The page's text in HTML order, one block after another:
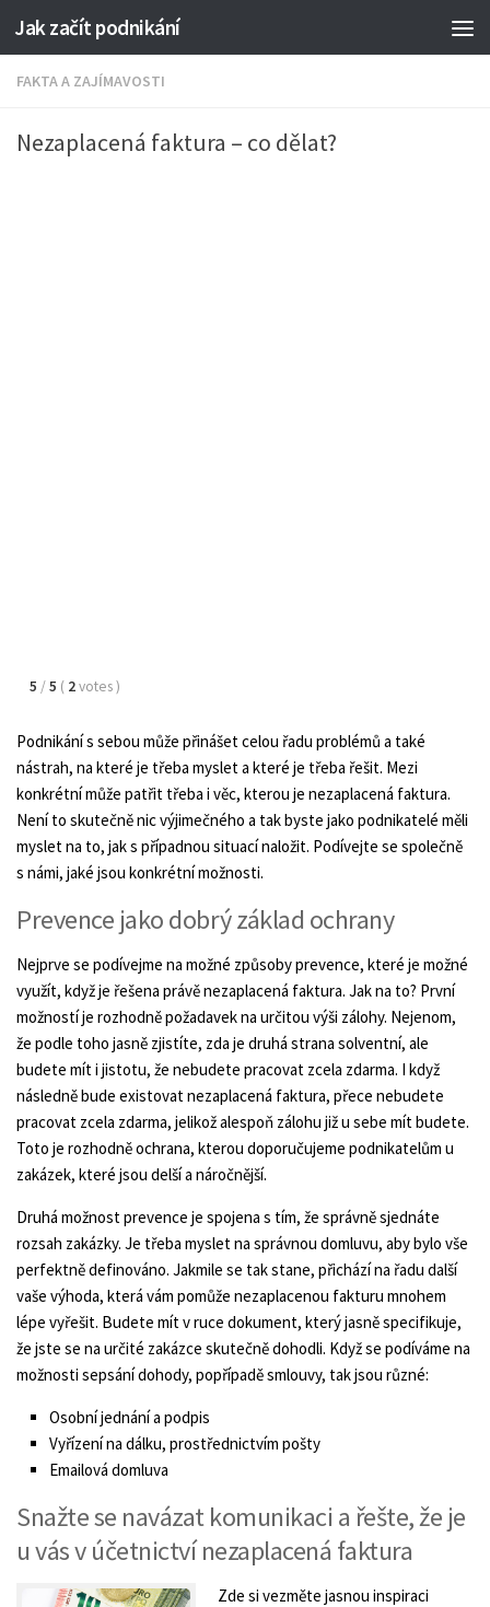
Jak začít podnikání
FAKTA A ZAJÍMAVOSTI
Nezaplacená faktura – co dělat?
5 /5 ( 2votes)
Podnikání s sebou může přinášet celou řadu problémů a také
nástrah, na které je třeba myslet a které je třeba řešit. Mezi
konkrétní může patřit třeba i věc, kterou je nezaplacená faktura.
Není to skutečně nic výjimečného a tak byste jako podnikatelé měli
myslet na to, jak s případnou situací naložit. Podívejte se společně
s námi, jaké jsou konkrétní možnosti.
Prevence jako dobrý základ ochrany
Nejprve se podívejme na možné způsoby prevence, které je možné
využít, když je řešena právě nezaplacená faktura. Jak na to? První
možností je rozhodně požadavek na určitou výši zálohy. Nejenom,
že podle toho jasně zjistíte, zda je druhá strana solventní, ale
budete mít i jistotu, že nebudete pracovat zcela zdarma. I když
následně bude existovat nezaplacená faktura, přece nebudete
pracovat zcela zdarma, jelikož alespoň zálohu již u sebe mít budete.
Toto je rozhodně ochrana, kterou doporučujeme podnikatelům u
zakázek, které jsou delší a náročnější.
Druhá možnost prevence je spojena s tím, že správně sjednáte
rozsah zakázky. Je třeba myslet na správnou domluvu, aby bylo vše
perfektně definováno. Jakmile se tak stane, přichází na řadu další
vaše výhoda, která vám pomůže nezaplacenou fakturu mnohem
lépe vyřešit. Budete mít v ruce dokument, který jasně specifikuje,
že jste se na určité zakázce skutečně dohodli. Když se podíváme na
možnosti sepsání dohody, popřípadě smlouvy, tak jsou různé:
Osobní jednání a podpis
Vyřízení na dálku, prostřednictvím pošty
Emailová domluva
Snažte se navázat komunikaci a řešte, že je
u vás v účetnictví nezaplacená faktura
Zde si vezměte jasnou inspiraci